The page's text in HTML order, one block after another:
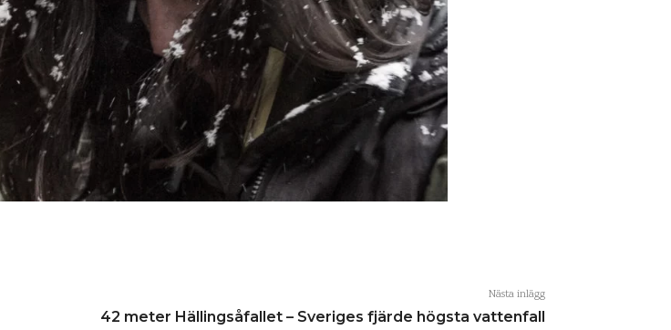
Nästa inlägg
42 meter Hällingsåfallet – Sveriges fjärde högsta vattenfall